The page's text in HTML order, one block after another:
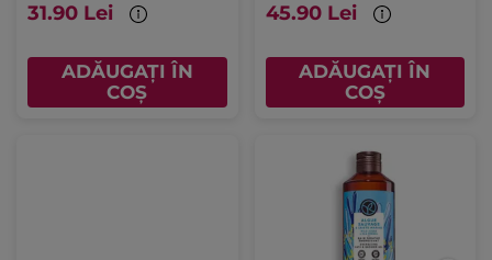
31.90 Lei
ADĂUGAȚI ÎN
COȘ
45.90 Lei
ADĂUGAȚI ÎN
COȘ